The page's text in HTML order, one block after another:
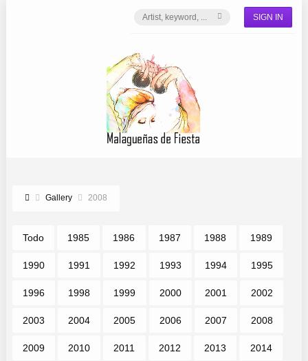
SIGN IN
Gallery 2008
Todo 1985 1986 1987 1988 1989
1990 1991 1992 1993 1994 1995
1996 1998 1999 2000 2001 2002
2003 2004 2005 2006 2007 2008
2009 2010 2011 2012 2013 2014